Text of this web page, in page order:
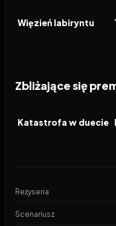
FILM
Więzień labiryntu
Zbliżające się
FILM
Katastrofa w duecie
Reżyseria
Scenariusz